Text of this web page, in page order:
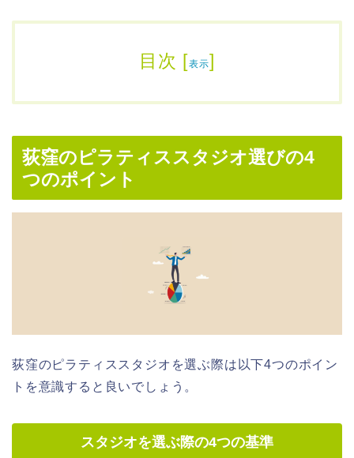
目次 [表示]
荻窪のピラティススタジオ選びの4
つのポイント
荻窪のピラティススタジオを選ぶ際は以下4つのポイン
トを意識すると良いでしょう。
スタジオを選ぶ際の4つの基準